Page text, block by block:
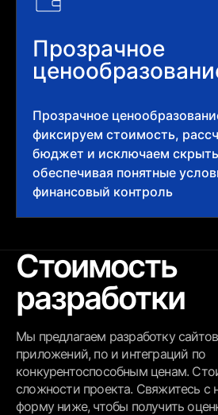
Прозрачное
Прозрачное
фиксируем стоимость,
бюджет и исключаем
обеспечивая понятные
финансовый контроль
Стоимость
разработки
Мы предлагаем разработку
приложений, по и интеграций по
конкурентоспособным ценам.
сложности проекта. Свяжитесь с
форму ниже, чтобы получить